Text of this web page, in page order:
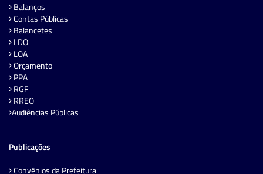
Balanços
Contas Públicas
Balancetes
LDO
LOA
Orçamento
PPA
RGF
RREO
Audiências Públicas
Publicações
Convênios da Prefeitura